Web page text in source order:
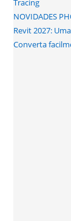
Tracing
NOVIDADES
Revit 2027:
Converta